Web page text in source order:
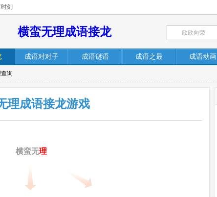
刻
横蛮无理成语接龙
成语对对子 成语谜语 成语之最 成语动画
询
理成语接龙游戏
横蛮无理